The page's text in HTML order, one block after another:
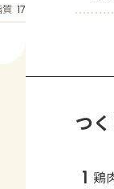
質 17.8 もっと見る
つ
1 鶏